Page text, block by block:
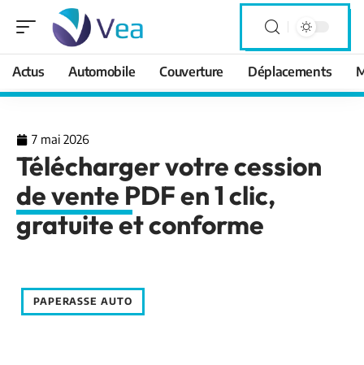
Actus Automobile Couverture Déplacements
7 mai 2026
Télécharger votre cession
de vente PDF en 1 clic,
gratuite et conforme
PAPERASSE AUTO